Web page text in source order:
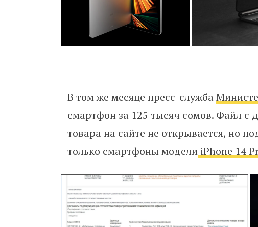
В том же месяце пресс-служба
смартфон за 125 тысяч сомов. Файл с
товара на сайте не открывается, но
только смартфоны модели iPhone 14